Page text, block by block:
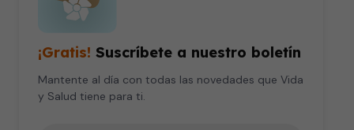
¡Gratis! Suscríbete a nuestro boletín
Mantente al día con todas las novedades que Vida
y Salud tiene para ti.